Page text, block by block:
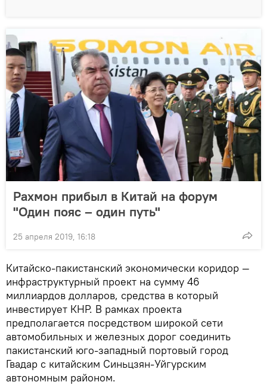
Рахмон прибыл в Китай на форум
"Один пояс – один путь"
25 апреля 2019, 16:18
Китайско-пакистанский экономически коридор —
инфраструктурный проект на сумму 46
миллиардов долларов, средства в который
инвестирует КНР. В рамках проекта
предполагается посредством широкой сети
автомобильных и железных дорог соединить
пакистанский юго-западный портовый город
Гвадар с китайским Синьцзян-Уйгурским
автономным районом.